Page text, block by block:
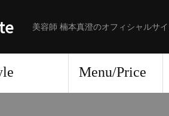
美容師 楠本真澄のオフィシャルサイ
Menu/Price